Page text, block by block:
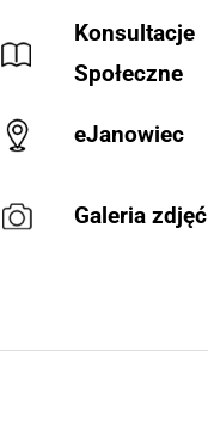
Konsultacje
Społeczne
eJanowiec
Galeria zdjęć